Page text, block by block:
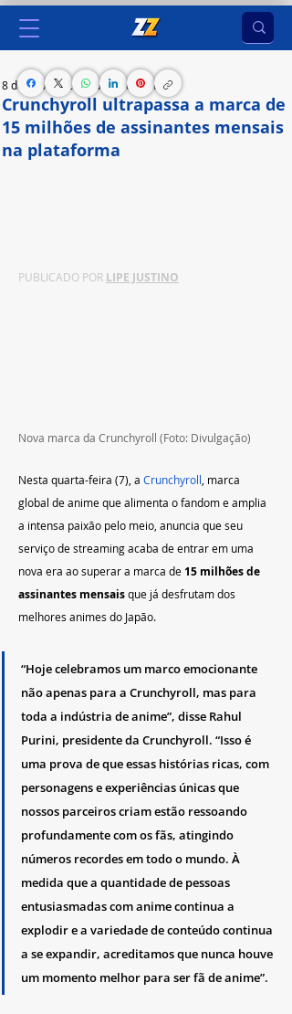
Crunchyroll ultrapassa a marca de
15 milhões de assinantes mensais
na plataforma
8 de ago. de 2024 3 min de leitura
PUBLICADO POR LIPE JUSTINO
Nova marca da Crunchyroll (Foto: Divulgação)
Nesta quarta-feira (7), a Crunchyroll , marca
global de anime que alimenta o fandom e amplia
a intensa paixão pelo meio, anuncia que seu
serviço de streaming acaba de entrar em uma
nova era ao superar a marca de 15 milhões de
assinantes mensais que já desfrutam dos
melhores animes do Japão.
“Hoje celebramos um marco emocionante
não apenas para a Crunchyroll, mas para
toda a indústria de anime”, disse Rahul
Purini, presidente da Crunchyroll. “Isso é
uma prova de que essas histórias ricas, com
personagens e experiências únicas que
nossos parceiros criam estão ressoando
profundamente com os fãs, atingindo
números recordes em todo o mundo. À
medida que a quantidade de pessoas
entusiasmadas com anime continua a
explodir e a variedade de conteúdo continua
a se expandir, acreditamos que nunca houve
um momento melhor para ser fã de anime”.